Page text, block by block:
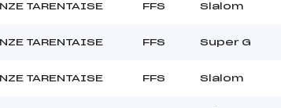
TARENTAISE FFS Slalom
TARENTAISE FFS Super G
TARENTAISE FFS Slalom